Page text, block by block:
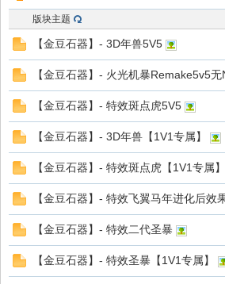
d
版块主题
【金豆石器】- 3D年兽5V5
【金豆石器】- 火光机暴Remake5v5
【金豆石器】- 特效斑点虎5V5
【金豆石器】- 3D年兽【1V1专属】
【金豆石器】- 特效斑点虎【1V1专属】
【金豆石器】- 特效飞翼马年进化后效
【金豆石器】- 特效二代圣暴
【金豆石器】- 特效圣暴【1V1专属】